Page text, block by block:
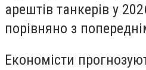
арештів танкерів у
порівняно з
Економісти